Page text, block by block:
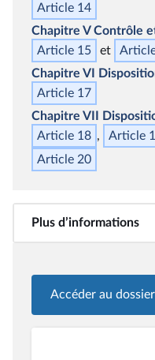
Article 14
Chapitre VContrôle
Article 15
Chapitre VI
Article 17
Chapitre VII
Article 18
Article
Article 20
Plus d’informations
<b>Plus
Accéder au